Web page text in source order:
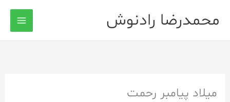
محمدرضا رادنوش
میلاد پیامبر رحمت